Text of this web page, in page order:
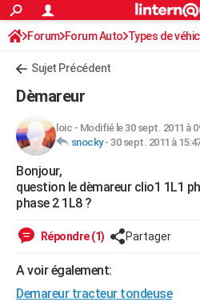
ACTUALITÉS
Politique
Société
Faits Divers
Education
Monde
Villes
+
Retraite
Impôts
Epargne
Immobilier
Risques naturels par ville
Banque
Assurance
Crédit
AUTO
Essais
Réserver un essai
Citadines
Berlines
SUV
Forum auto
+HIGH-TECH
Mobiles
Meilleur smartphone
Internet
Ordinateurs
Jeux vidéo
Guide high-tech
+
Forum
Aménagement intérieur
Extérieur
Cuisine
Salle de bains
Jardinage
Rangement
WEEK-END
Guides de France
Escapades
Patrimoine
Expositions
Musées
Week-end nature
+LIFESTYLE
Forum Forum Auto Types de
Sujet Précédent
Dèmareur
loic - Modifié le 30 sept. 2011 à
snocky- 30 sept. 2011 à
Bonjour,
question le dèmareur clio1 1L1
phase 2 1L8 ?
Répondre (1) Partager
A voir également:
Demareur tracteur tondeuse